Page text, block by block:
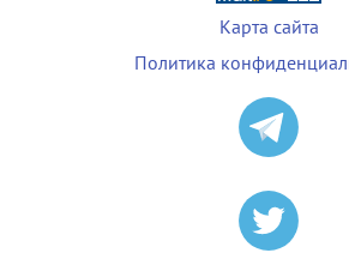
Карта сайта
Политика